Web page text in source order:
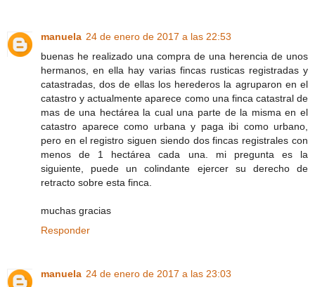
manuela 24 de enero de 2017 a las 22:53
buenas he realizado una compra de una herencia de unos
hermanos, en ella hay varias fincas rusticas registradas y
catastradas, dos de ellas los herederos la agruparon en el
catastro y actualmente aparece como una finca catastral de
mas de una hectárea la cual una parte de la misma en el
catastro aparece como urbana y paga ibi como urbano,
pero en el registro siguen siendo dos fincas registrales con
menos de 1 hectárea cada una. mi pregunta es la
siguiente, puede un colindante ejercer su derecho de
retracto sobre esta finca.
muchas gracias
Responder
manuela 24 de enero de 2017 a las 23:03